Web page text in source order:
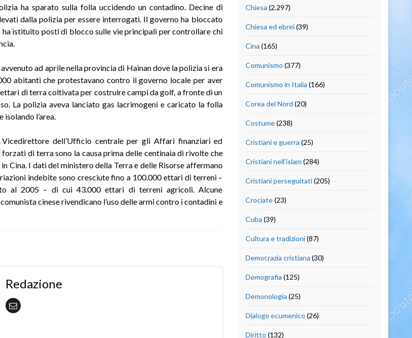
ha sparato sulla folla uccidendo un contadino. Decine di
dalla polizia per essere interrogati. Il governo ha bloccato
ha istituito posti di blocco sulle vie principali per controllare chi
ad aprile nella provincia di Hainan dove la polizia si era
abitanti che protestavano contro il governo locale per aver
di terra coltivata per costruire campi da golf, a fronte di un
La polizia aveva lanciato gas lacrimogeni e caricato la folla
l’area.
Vicedirettore dell’Ufficio centrale per gli Affari finanziari ed
di terra sono la causa prima delle centinaia di rivolte che
Cina. I dati del ministero della Terra e delle Risorse affermano
indebite sono cresciute fino a 100.000 ettari di terreni –
al 2005 – di cui 43.000 ettari di terreni agricoli. Alcune
cinese rivendicano l’uso delle armi contro i contadini e
Redazione
Chiesa (2.297)
Chiesa ed ebrei(39)
Cina (165)
Comunismo (377)
Comunismo in Italia (166)
Corea del Nord (20)
Costume(238)
Cristiani e guerra (25)
Cristiani nell'islam (284)
Cristiani perseguitati(205)
Crociate(23)
Cuba (39)
Cultura e tradizioni(87)
Democrazia cristiana (30)
Demografia (125)
Demonologia (25)
Dialogo ecumenico (26)
Diritto (132)